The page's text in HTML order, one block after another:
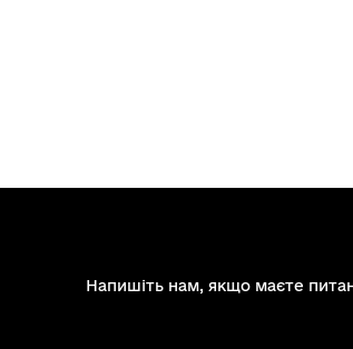
Напишіть нам, якщо маєте